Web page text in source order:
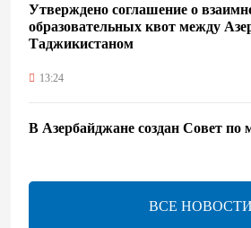
Утверждено соглашение о
образовательных квот между
Таджикистаном
13:24
В Азербайджане создан Совет
13:16
ВСЕ НОВОСТИ